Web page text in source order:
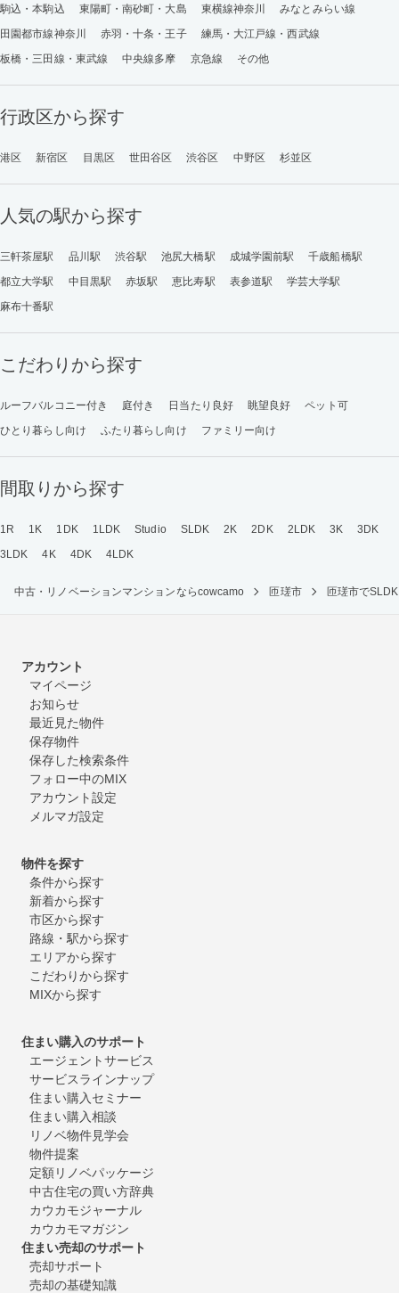
駒込・本駒込
東陽町・南砂町・大島 東横線神奈川
みなとみらい線
田園都市線神奈川
赤羽・十条・王子
練馬・大江戸線・西武線
板橋・三田線・東武線
中央線多摩 京急線 その他
行政区から探す
港区 新宿区 目黒区 世田谷区 渋谷区 中野区 杉並区
人気の駅から探す
三軒茶屋駅 品川駅 渋谷駅 池尻大橋駅 成城学園前駅
千歳船橋駅
都立大学駅
中目黒駅 赤坂駅 恵比寿駅 表参道駅
学芸大学駅
麻布十番駅
こだわりから探す
ルーフバルコニー付き 庭付き 日当たり良好 眺望良好
ペット可
ひとり暮らし向け
ふたり暮らし向け ファミリー向け
間取りから探す
1R 1K 1DK 1LDK Studio SLDK 2K 2DK 2LDK 3K
3DK
3LDK
4K 4DK 4LDK
中古・リノベーションマンションならcowcamo 匝瑳市 匝瑳市で
アカウント
マイページ
お知らせ
最近見た物件
保存物件
保存した検索条件
フォロー中のMIX
アカウント設定
メルマガ設定
物件を探す
条件から探す
新着から探す
市区から探す
路線・駅から探す
エリアから探す
こだわりから探す
MIXから探す
住まい購入のサポート
エージェントサービス
サービスラインナップ
住まい購入セミナー
住まい購入相談
リノベ物件見学会
物件提案
定額リノベパッケージ
中古住宅の買い方辞典
カウカモジャーナル
カウカモマガジン
住まい売却のサポート
売却サポート
売却の基礎知識